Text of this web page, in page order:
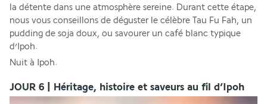
la détente dans une atmosphère sereine. Durant cette étape,
nous vous conseillons de déguster le célèbre Tau Fu Fah, un
pudding de soja doux, ou savourer un café blanc typique
d’Ipoh.
Nuit à Ipoh.
JOUR 6 | Héritage, histoire et saveurs au fil d’Ipoh